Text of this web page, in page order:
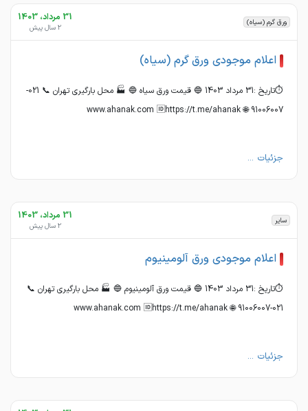
ورق گرم (سیاه) 31 مرداد، 1403
2 سال پیش
اعلام موجودی ورق گرم (سیاه)
⏱تاریخ :31 مرداد 1403 🔵 قیمت ورق سیاه 🔵 🏭 محل بارگیری تهران 📞 021-
91006007 🌐 www.ahanak.com 🆔https://t.me/ahanak
جزئیات ...
سایر 31 مرداد، 1403
2 سال پیش
اعلام موجودی ورق آلومینیوم
⏱تاریخ :31 مرداد 1403 🔵 قیمت ورق آلومینیوم 🔵 🏭 محل بارگیری تهران 📞
021-91006007 🌐 www.ahanak.com 🆔https://t.me/ahanak
جزئیات ...